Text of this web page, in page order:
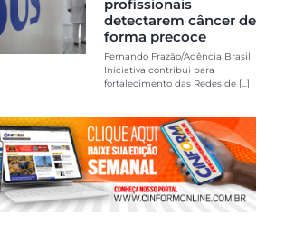
profissionais
detectarem câncer de
forma precoce
Fernando Frazão/Agência Brasil
Iniciativa contribui para
fortalecimento das Redes de [...]